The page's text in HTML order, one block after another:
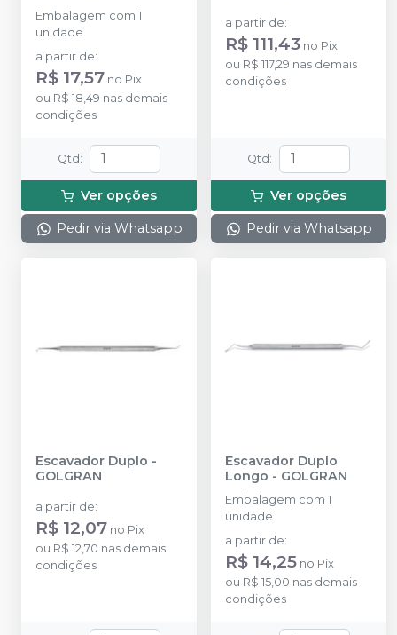
Embalagem com 1
unidade.
a partir de:
R$ 17,57 no Pix
ou R$ 18,49 nas demais
condições
Qtd :
Ver opções
Pedir via Whatsapp
a partir de:
R$ 111,43 no Pix
ou R$ 117,29 nas demais
condições
Qtd :
Ver opções
Pedir via Whatsapp
Escavador Duplo -
GOLGRAN
a partir de:
R$ 12,07 no Pix
ou R$ 12,70 nas demais
condições
Escavador Duplo
Longo - GOLGRAN
Embalagem com 1
unidade
a partir de:
R$ 14,25 no Pix
ou R$ 15,00 nas demais
condições